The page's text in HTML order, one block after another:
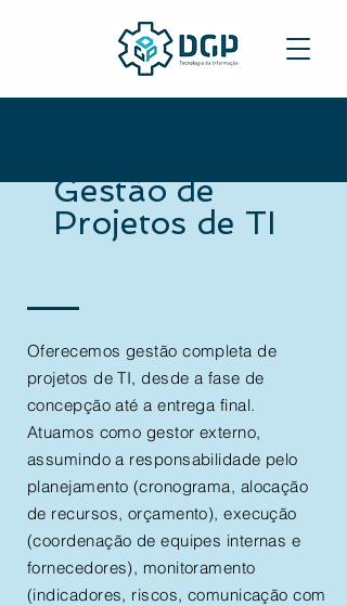
Gestão de
Projetos de TI
Oferecemos gestão completa de
projetos de TI, desde a fase de
concepção até a entrega final.
Atuamos como gestor externo,
assumindo a responsabilidade pelo
planejamento (cronograma, alocação
de recursos, orçamento), execução
(coordenação de equipes internas e
fornecedores), monitoramento
(indicadores, riscos, comunicação com